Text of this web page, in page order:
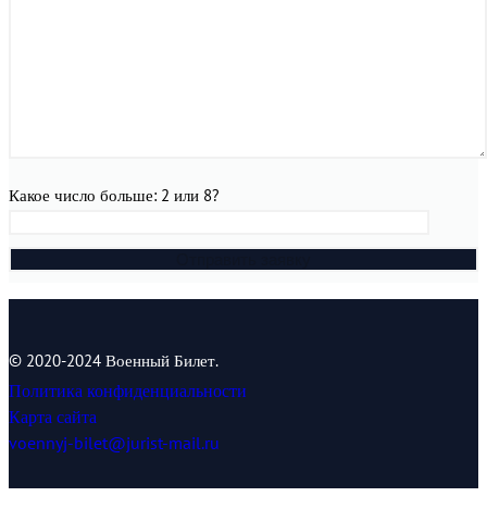
Какое число больше: 2 или 8?
© 2020-2024 Военный Билет.
Политика конфиденциальности
Карта сайта
voennyj-bilet@jurist-mail.ru